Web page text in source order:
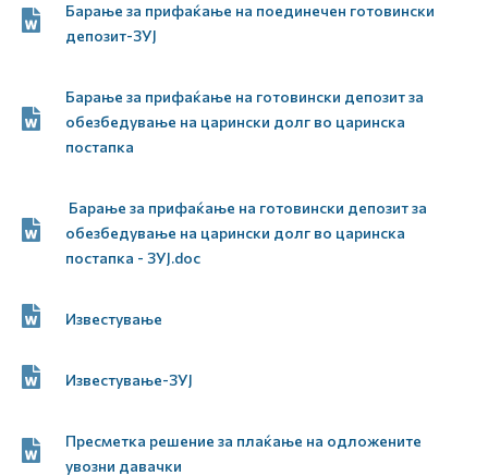
Барање за прифаќање на поединечен готовински
депозит-ЗУЈ
Барање за прифаќање на готовински депозит за
обезбедување на царински долг во царинска
постапка
Барање за прифаќање на готовински депозит за
обезбедување на царински долг во царинска
постапка - ЗУЈ.doc
Известување
Известување-ЗУЈ
Пресметка решение за плаќање на одложените
увозни давачки